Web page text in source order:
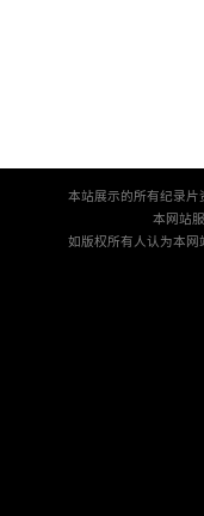
本站展示的所有纪录
本网站
如版权所有人认为本网